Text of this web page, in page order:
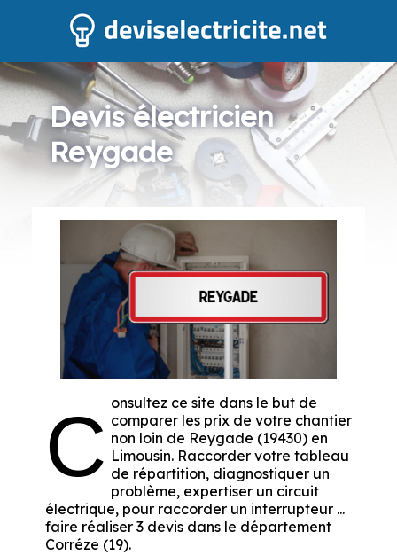
Devis électricien
Reygade
C onsultez ce site dans le but de
comparer les prix de votre chantier
non loin de Reygade (19430) en
Limousin. Raccorder votre tableau
de répartition, diagnostiquer un
problème, expertiser un circuit
électrique, pour raccorder un interrupteur ...
faire réaliser 3 devis dans le département
Corréze (19).